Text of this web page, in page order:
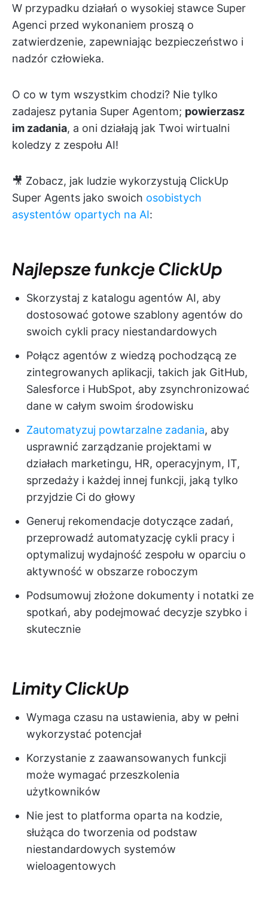
W przypadku działań o wysokiej stawce Super
Agenci przed wykonaniem proszą o
zatwierdzenie, zapewniając bezpieczeństwo i
nadzór człowieka.
O co w tym wszystkim chodzi? Nie tylko
zadajesz pytania Super Agentom; powierzasz
im zadania, a oni działają jak Twoi wirtualni
koledzy z zespołu AI!
🎥 Zobacz, jak ludzie wykorzystują ClickUp
Super Agents jako swoich osobistych
asystentów opartych na AI:
Najlepsze funkcje ClickUp
Skorzystaj z katalogu agentów AI, aby
dostosować gotowe szablony agentów do
swoich cykli pracy niestandardowych
Połącz agentów z wiedzą pochodzącą ze
zintegrowanych aplikacji, takich jak GitHub,
Salesforce i HubSpot, aby zsynchronizować
dane w całym swoim środowisku
Zautomatyzuj powtarzalne zadania, aby
usprawnić zarządzanie projektami w
działach marketingu, HR, operacyjnym, IT,
sprzedaży i każdej innej funkcji, jaką tylko
przyjdzie Ci do głowy
Generuj rekomendacje dotyczące zadań,
przeprowadź automatyzację cykli pracy i
optymalizuj wydajność zespołu w oparciu o
aktywność w obszarze roboczym
Podsumowuj złożone dokumenty i notatki ze
spotkań, aby podejmować decyzje szybko i
skutecznie
Limity ClickUp
Wymaga czasu na ustawienia, aby w pełni
wykorzystać potencjał
Korzystanie z zaawansowanych funkcji
może wymagać przeszkolenia
użytkowników
Nie jest to platforma oparta na kodzie,
służąca do tworzenia od podstaw
niestandardowych systemów
wieloagentowych